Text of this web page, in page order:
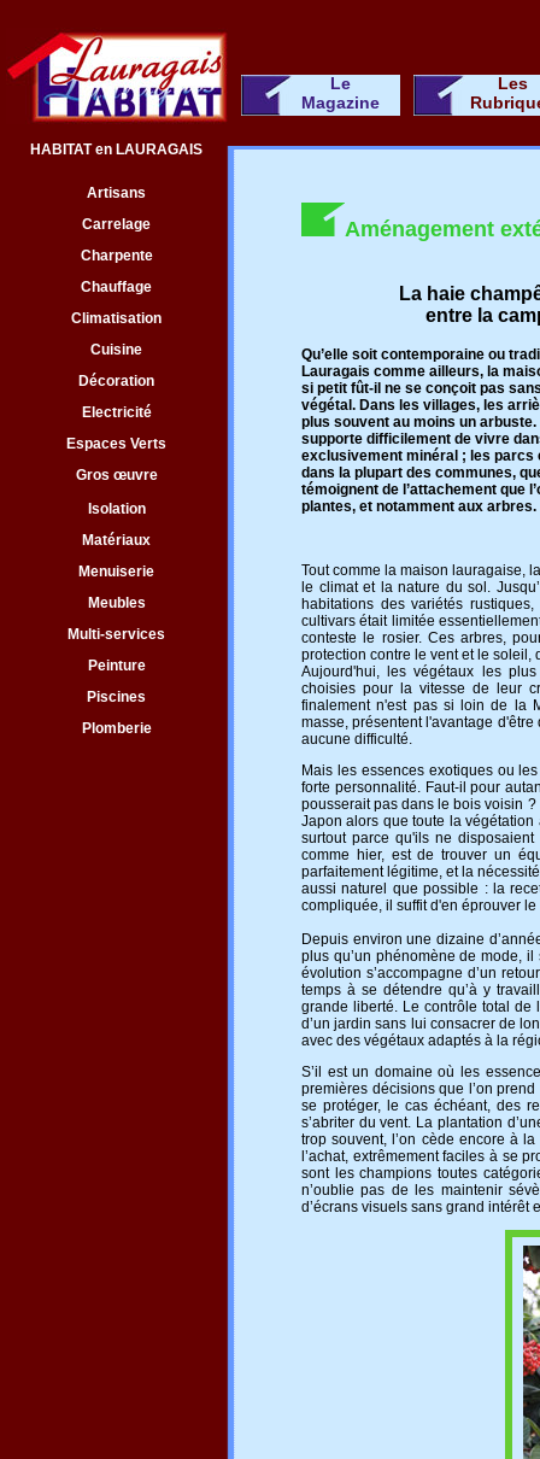
Les
Le
Magazine
Aménagement
La haie
entre la
Qu’elle soit contemporaine ou
Lauragais comme ailleurs, la
si petit fût-il ne se conçoit pas
végétal. Dans les villages, les
plus souvent au moins un arbuste.
supporte difficilement de vivre
exclusivement minéral ; les parcs
dans la plupart des communes,
témoignent de l’attachement que
plantes, et notamment aux arbres.
Tout comme la maison lauragaise,
le climat et la nature du sol.
habitations des variétés
cultivars était limitée
conteste le rosier. Ces arbres,
protection contre le vent et le
Aujourd'hui, les végétaux les
choisies pour la vitesse de leur
finalement n'est pas si loin de la
masse, présentent l'avantage
aucune difficulté.
Mais les essences exotiques ou
forte personnalité. Faut-il pour
pousserait pas dans le bois voisin
Japon alors que toute la
surtout parce qu'ils ne
comme hier, est de trouver un
parfaitement légitime, et la
aussi naturel que possible : la
compliquée, il suffit d'en éprouver le
Depuis environ une dizaine
plus qu’un phénomène de mode, il
évolution s’accompagne d’un
temps à se détendre qu’à y
grande liberté. Le contrôle total de
d’un jardin sans lui consacrer de
avec des végétaux adaptés à la
S’il est un domaine où les
premières décisions que l’on
se protéger, le cas échéant, des
s’abriter du vent. La plantation
trop souvent, l’on cède encore à
l’achat, extrêmement faciles à se
sont les champions toutes
n’oublie pas de les maintenir
d’écrans visuels sans grand intérêt
HABITAT en LAURAGAIS
Artisans
Carrelage
Charpente
Chauffage
Climatisation
Cuisine
Décoration
Electricité
Espaces Verts
Gros œuvre
Isolation
Matériaux
Menuiserie
Meubles
Multi-services
Peinture
Piscines
Plomberie